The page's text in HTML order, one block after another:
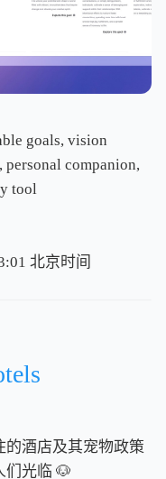
goals, vision
personal companion,
tool
北京时间
北京时间
的酒店及其宠物政策
们光临 🐶